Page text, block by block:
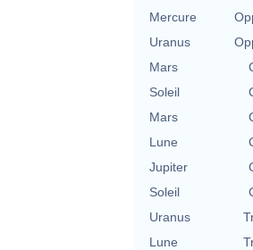
Mercure
Uranus
Mars
Soleil
Mars
Lune
Jupiter
Soleil
Uranus
Lune